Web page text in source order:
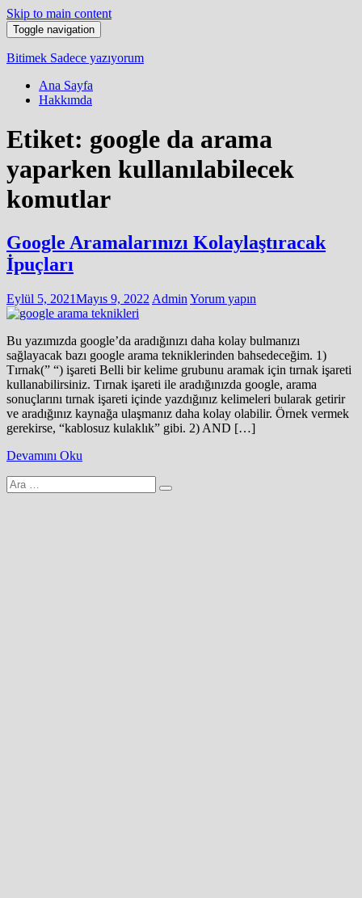
Skip to main content
Toggle navigation
Bitimek Sadece yazıyorum
Ana Sayfa
Hakkımda
Etiket: google da arama
yaparken kullanılabilecek
komutlar
Google Aramalarınızı Kolaylaştıracak
İpuçları
Eylül 5, 2021Mayıs 9, 2022 Admin Yorum yapın
Bu yazımızda google’da aradığınızı daha kolay bulmanızı
sağlayacak bazı google arama tekniklerinden bahsedeceğim. 1)
Tırnak(” “) işareti Belli bir kelime grubunu aramak için tırnak işareti
kullanabilirsiniz. Tırnak işareti ile aradığınızda google, arama
sonuçlarını tırnak işareti içinde yazdığınız kelimeleri bularak getirir
ve aradığınız kaynağa ulaşmanız daha kolay olabilir. Örnek vermek
gerekirse, “kablosuz kulaklık” gibi. 2) AND […]
Devamını Oku
Arama
yap: